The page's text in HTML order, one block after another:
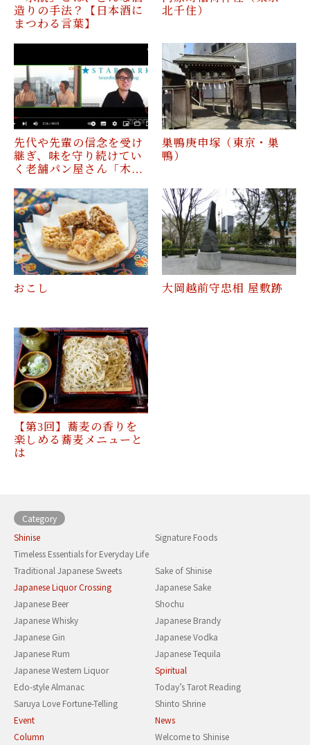
造りの手法？【日本酒に
まつわる言葉】
北千住）
先代や先輩の信念を受け
継ぎ、味を守り続けてい
く老舗パン屋さん「木…
巣鴨庚申塚（東京・巣
鴨）
おこし 大岡越前守忠相 屋敷跡
【第3回】蕎麦の香りを
楽しめる蕎麦メニューと
は
Category
Shinise
Signature Foods
Timeless Essentials for Everyday Life
Traditional Japanese Sweets
Sake of Shinise
Japanese Liquor Crossing
Japanese Sake
Japanese Beer
Shochu
Japanese Whisky
Japanese Brandy
Japanese Gin
Japanese Vodka
Japanese Rum
Japanese Tequila
Japanese Western Liquor
Spiritual
Edo-style Almanac
Today’s Tarot Reading
Saruya Love Fortune-Telling
Shinto Shrine
Event
News
Column
Welcome to Shinise